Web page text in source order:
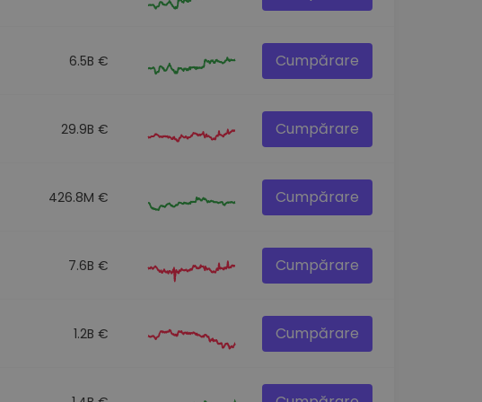
6.5B € Cumpărare
29.9B € Cumpărare
426.8M € Cumpărare
7.6B € Cumpărare
1.2B € Cumpărare